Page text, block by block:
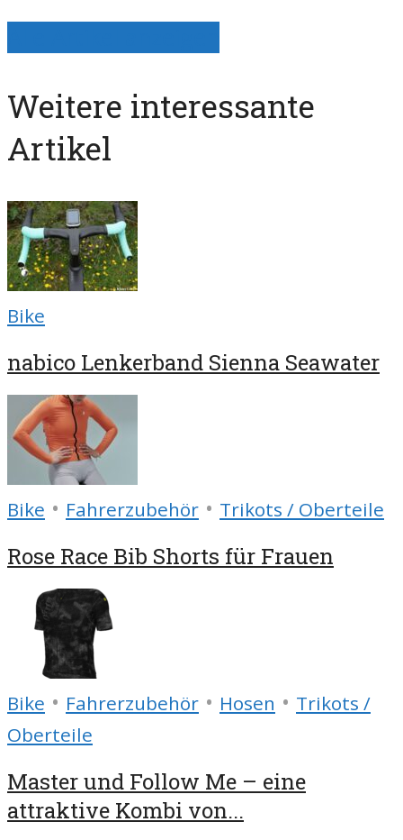
Weitere interessante
Artikel
Bike
nabico Lenkerband Sienna Seawater
Bike • Fahrerzubehör • Trikots / Oberteile
Rose Race Bib Shorts für Frauen
Bike • Fahrerzubehör • Hosen • Trikots /
Oberteile
Master und Follow Me – eine
attraktive Kombi von...